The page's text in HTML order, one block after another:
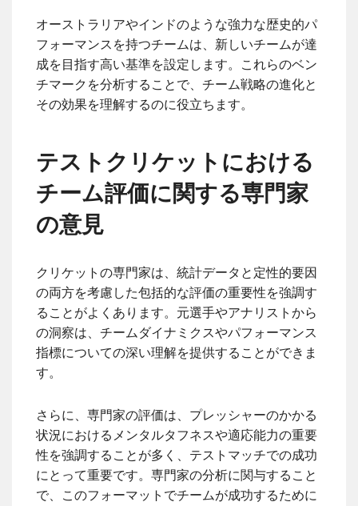
オーストラリアやインドのような強力な歴史的パ
フォーマンスを持つチームは、新しいチームが達
成を目指す高い基準を設定します。これらのベン
チマークを分析することで、チーム戦略の進化と
その効果を理解するのに役立ちます。
テストクリケットにおける
チーム評価に関する専門家
の意見
クリケットの専門家は、統計データと定性的要因
の両方を考慮した包括的な評価の重要性を強調す
ることがよくあります。元選手やアナリストから
の洞察は、チームダイナミクスやパフォーマンス
指標についての深い理解を提供することができま
す。
さらに、専門家の評価は、プレッシャーのかかる
状況におけるメンタルタフネスや適応能力の重要
性を強調することが多く、テストマッチでの成功
にとって重要です。専門家の分析に関与すること
で、このフォーマットでチームが成功するために